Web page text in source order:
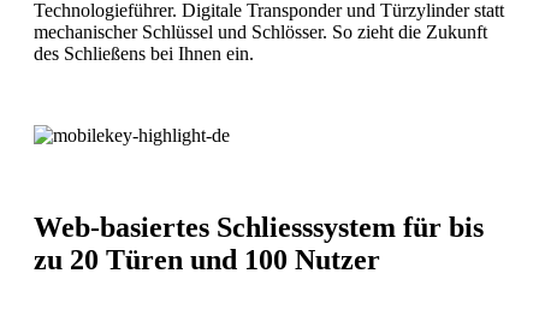
Technologieführer. Digitale Transponder und Türzylinder statt
mechanischer Schlüssel und Schlösser. So zieht die Zukunft
des Schließens bei Ihnen ein.
Web-basiertes Schliesssystem für bis
zu 20 Türen und 100 Nutzer